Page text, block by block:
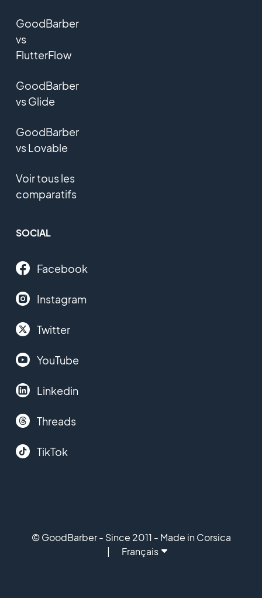
GoodBarber
vs
FlutterFlow
GoodBarber
vs Glide
GoodBarber
vs Lovable
Voir tous les
comparatifs
SOCIAL
Facebook
Instagram
Twitter
YouTube
Linkedin
Threads
TikTok
© GoodBarber - Since 2011 - Made in Corsica
Français